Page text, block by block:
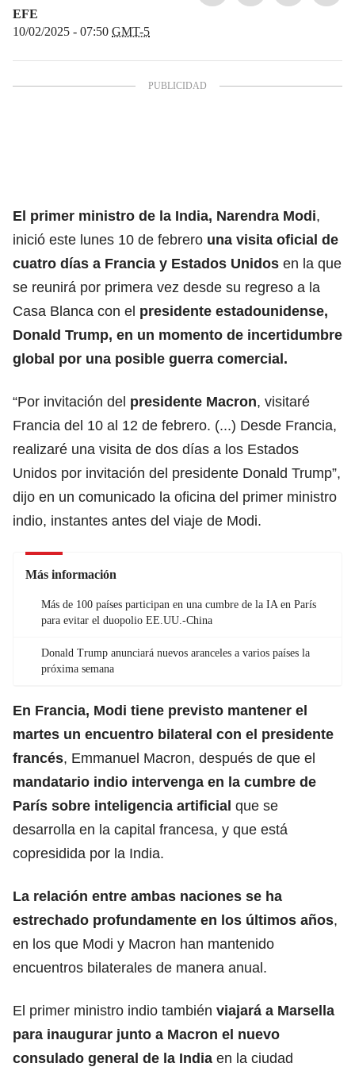
EFE
10/02/2025 - 07:50 GMT-5
El primer ministro de la India, Narendra Modi,
inició este lunes 10 de febrero una visita oficial de
cuatro días a Francia y Estados Unidos en la que
se reunirá por primera vez desde su regreso a la
Casa Blanca con el presidente estadounidense,
Donald Trump, en un momento de incertidumbre
global por una posible guerra comercial.
“Por invitación del presidente Macron, visitaré
Francia del 10 al 12 de febrero. (...) Desde Francia,
realizaré una visita de dos días a los Estados
Unidos por invitación del presidente Donald Trump”,
dijo en un comunicado la oficina del primer ministro
indio, instantes antes del viaje de Modi.
Más información
Más de 100 países participan en una cumbre de la IA en París
para evitar el duopolio EE.UU.-China
Donald Trump anunciará nuevos aranceles a varios países la
próxima semana
En Francia, Modi tiene previsto mantener el
martes un encuentro bilateral con el presidente
francés, Emmanuel Macron, después de que el
mandatario indio intervenga en la cumbre de
París sobre inteligencia artificial que se
desarrolla en la capital francesa, y que está
copresidida por la India.
La relación entre ambas naciones se ha
estrechado profundamente en los últimos años,
en los que Modi y Macron han mantenido
encuentros bilaterales de manera anual.
El primer ministro indio también viajará a Marsella
para inaugurar junto a Macron el nuevo
consulado general de la India en la ciudad